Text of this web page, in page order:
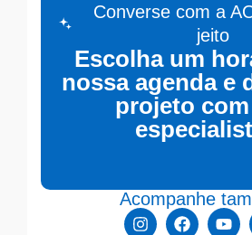
Converse com a
jeito
Escolha um
nossa agenda e
projeto
Acompanhe